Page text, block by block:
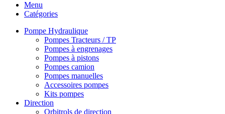
Menu
Catégories
Pompe Hydraulique
Pompes Tracteurs / TP
Pompes à engrenages
Pompes à pistons
Pompes camion
Pompes manuelles
Accessoires pompes
Kits pompes
Direction
Orbitrols de direction